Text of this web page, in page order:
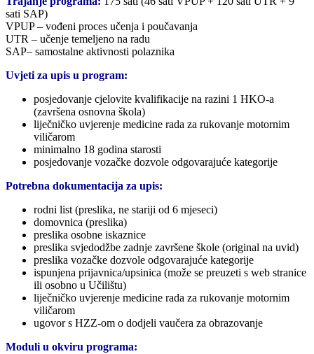
sati SAP)
VPUP – vođeni proces učenja i poučavanja
UTR – učenje temeljeno na radu
SAP– samostalne aktivnosti polaznika
Uvjeti za upis u program:
posjedovanje cjelovite kvalifikacije na razini 1 HKO-a
(završena osnovna škola)
liječničko uvjerenje medicine rada za rukovanje motornim
viličarom
minimalno 18 godina starosti
posjedovanje vozačke dozvole odgovarajuće kategorije
Potrebna dokumentacija za upis:
rodni list (preslika, ne stariji od 6 mjeseci)
domovnica (preslika)
preslika osobne iskaznice
preslika svjedodžbe zadnje završene škole (original na uvid)
preslika vozačke dozvole odgovarajuće kategorije
ispunjena prijavnica/upsinica (može se preuzeti s web stranice
ili osobno u Učilištu)
liječničko uvjerenje medicine rada za rukovanje motornim
viličarom
ugovor s HZZ-om o dodjeli vaučera za obrazovanje
Moduli u okviru programa: